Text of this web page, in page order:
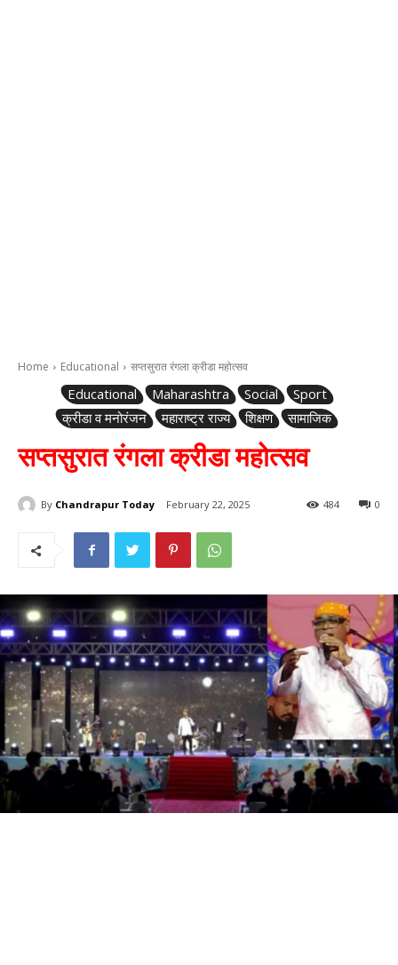
Home Educational सप्तसुरात रंगला क्रीडा महोत्सव
Educational Maharashtra Social
Sport
क्रीडा व मनोरंजन
महाराष्ट्र राज्य शिक्षण सामाजिक
सप्तसुरात रंगला क्रीडा महोत्सव
By Chandrapur Today February 22, 2025 0
484